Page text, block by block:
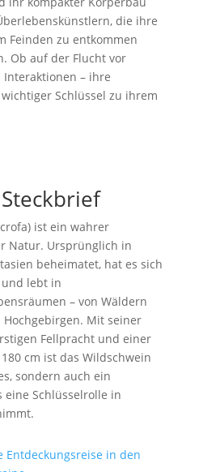
die ihre
Feinden zu entkommen
Ob auf der Flucht vor
– ihre
Schlüssel zu ihrem
ist ein wahrer
Natur. Ursprünglich in
beheimatet, hat es sich
lebt in
– von Wäldern
Mit seiner
Fellpracht und einer
cm ist das Wildschwein
sondern auch ein
eine Schlüsselrolle in